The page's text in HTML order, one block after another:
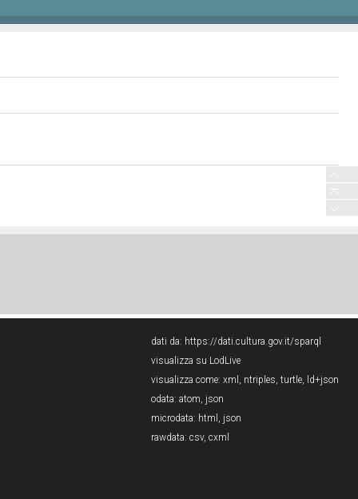
dati da: https://dati.cultura.gov.it/sparql
visualizza su LodLive
visualizza come: xml , ntriples, turtle, ld+json
odata: atom, json
microdata: html , json
rawdata: csv, cxml